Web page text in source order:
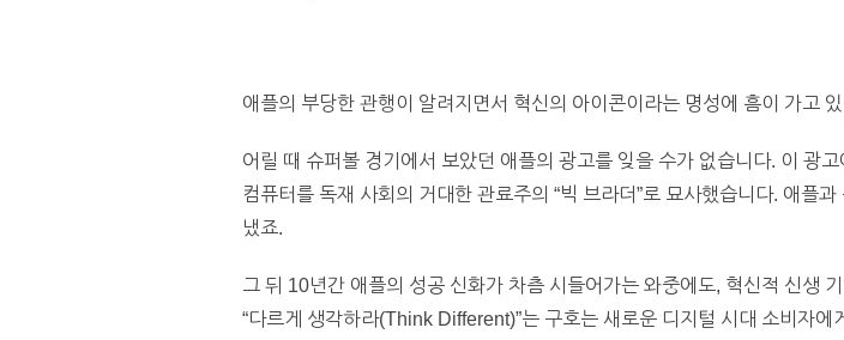
애플의 부당한 관행이 알려지면서 혁신의 아이콘이라는 명성에 흠이 가고
어릴 때 슈퍼볼 경기에서 보았던 애플의 광고를 잊을 수가 없습니다. 이 광
컴퓨터를 독재 사회의 거대한 관료주의 “빅 브라더”로 묘사했습니다. 애플
냈죠.
그 뒤 10년간 애플의 성공 신화가 차츰 시들어가는 와중에도, 혁신적 신생
“다르게 생각하라(Think Different)”는 구호는 새로운 디지털 시대 소비자에